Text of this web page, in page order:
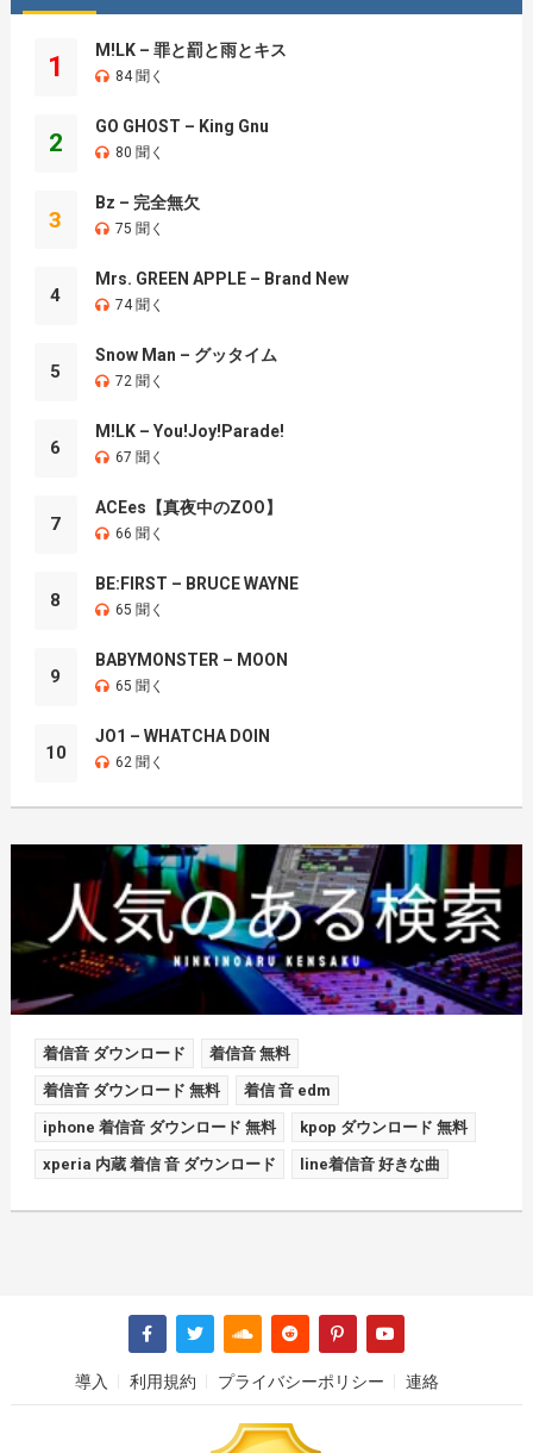
1
M!LK – 罪と罰と雨とキス
84 聞く
2
GO GHOST – King Gnu
80 聞く
3
Bz – 完全無欠
75 聞く
4
Mrs. GREEN APPLE – Brand New
74 聞く
5
Snow Man – グッタイム
72 聞く
6
M!LK – You!Joy!Parade!
67 聞く
7
ACEes【真夜中のZOO】
66 聞く
8
BE:FIRST – BRUCE WAYNE
65 聞く
9
BABYMONSTER – MOON
65 聞く
10
JO1 – WHATCHA DOIN
62 聞く
着信音 ダウンロード 着信音 無料
着信音 ダウンロード 無料 着信 音 edm
iphone 着信音 ダウンロード 無料 kpop ダウンロード 無料
xperia 内蔵 着信 音 ダウンロード line着信音 好きな曲
導入 利用規約 プライバシーポリシー 連絡